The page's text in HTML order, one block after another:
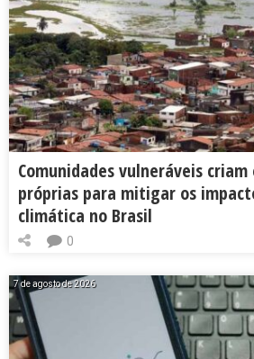
Comunidades vulneráveis
próprias para mitigar os
climática no Brasil
0
7 de agosto de 2026